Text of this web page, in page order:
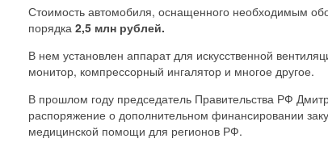
Стоимость автомобиля, оснащенного необходимым
порядка 2,5 млн рублей.
В нем установлен аппарат для искусственной
монитор, компрессорный ингалятор и многое другое.
В прошлом году председатель Правительства РФ
распоряжение о дополнительном финансировании
медицинской помощи для регионов РФ.